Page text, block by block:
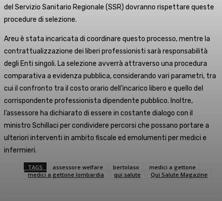
del Servizio Sanitario Regionale (SSR) dovranno rispettare queste
procedure di selezione.
Areu è stata incaricata di coordinare questo processo, mentre la
contrattualizzazione dei liberi professionisti sarà responsabilità
degli Enti singoli. La selezione avverrà attraverso una procedura
comparativa a evidenza pubblica, considerando vari parametri, tra
cui il confronto tra il costo orario dell’incarico libero e quello del
corrispondente professionista dipendente pubblico. Inoltre,
l’assessore ha dichiarato di essere in costante dialogo con il
ministro Schillaci per condividere percorsi che possano portare a
ulteriori interventi in ambito fiscale ed emolumenti per medici e
infermieri.
TAGS assessore welfare bertolaso
medici a gettone
medici a gettone lombardia
qui salute Qui Salute Magazine